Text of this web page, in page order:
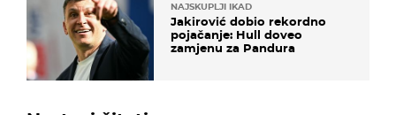
NAJSKUPLJI IKAD
Jakirović dobio rekordno
pojačanje: Hull doveo
zamjenu za Pandura